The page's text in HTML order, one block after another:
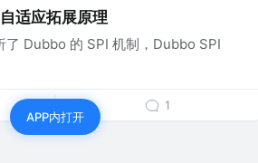
适应拓展原理
了 Dubbo 的 SPI 机制，Dubbo SPI
1
APP内打开